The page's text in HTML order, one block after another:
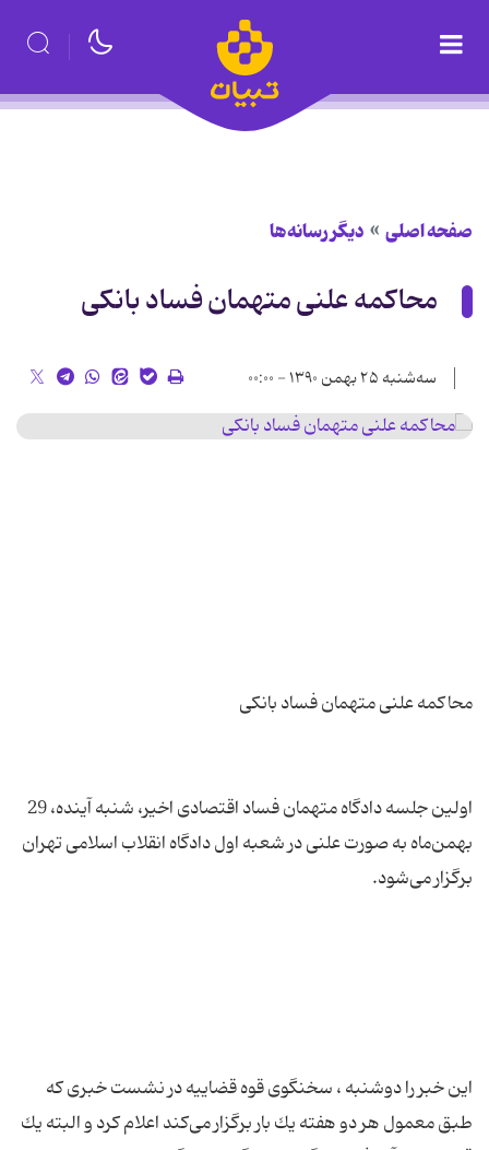
صفحه اصلی دیگر رسانه‌ها
محاكمه علنی متهمان فساد بانكی
سه‌شنبه ۲۵ بهمن ۱۳۹۰ - ۰۰:۰۰
اولین جلسه دادگاه متهمان فساد اقتصادی اخیر، شنبه آینده، 29
بهمن‌ماه به صورت علنی در شعبه اول دادگاه انقلاب اسلامی تهران
این خبر را دوشنبه ، سخنگوی قوه قضاییه در نشست خبری كه
طبق معمول هر دو هفته یك بار برگزار می‌كند اعلام كرد و البته یك